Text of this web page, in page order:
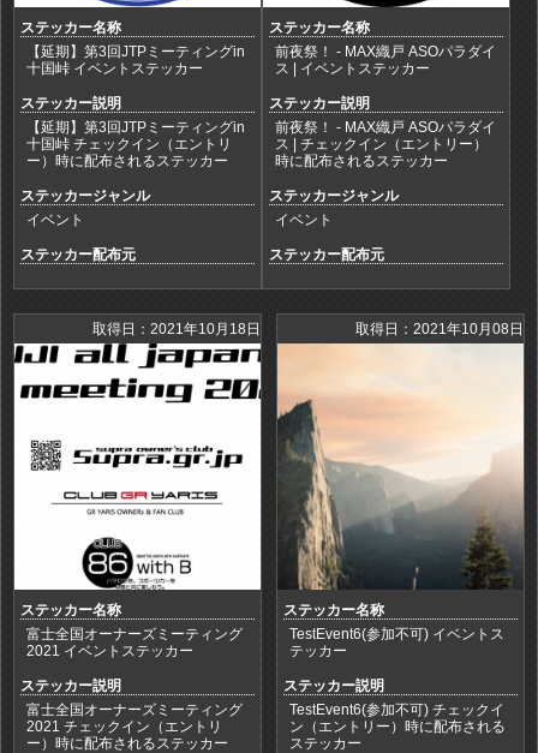
ステッカー名称
【延期】第3回JTPミーティングin
十国峠 イベントステッカー
ステッカー説明
【延期】第3回JTPミーティングin
十国峠 チェックイン（エントリ
ー）時に配布されるステッカー
ステッカージャンル
イベント
ステッカー配布元
ステッカー名称
前夜祭！ - MAX織戸 ASOパラダイ
ス | イベントステッカー
ステッカー説明
前夜祭！ - MAX織戸 ASOパラダイ
ス | チェックイン（エントリー）
時に配布されるステッカー
ステッカージャンル
イベント
ステッカー配布元
取得日：2021年10月18日
ステッカー名称
富士全国オーナーズミーティング
2021 イベントステッカー
ステッカー説明
富士全国オーナーズミーティング
2021 チェックイン（エントリ
ー）時に配布されるステッカー
取得日：2021年10月08日
ステッカー名称
TestEvent6(参加不可) イベントス
テッカー
ステッカー説明
TestEvent6(参加不可) チェックイ
ン（エントリー）時に配布される
ステッカー